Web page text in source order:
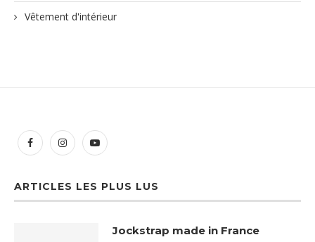
Vêtement d'intérieur
ARTICLES LES PLUS LUS
Jockstrap made in France